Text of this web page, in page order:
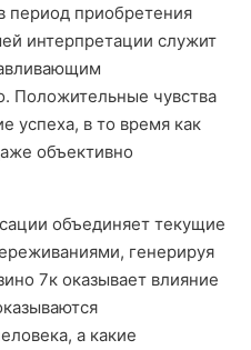
период приобретения
интерпретации служит
Положительные чувства
успеха, в то время как
объективно
объединяет текущие
генерируя
7к оказывает влияние
а какие